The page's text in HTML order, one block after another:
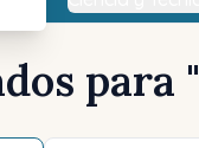
para "